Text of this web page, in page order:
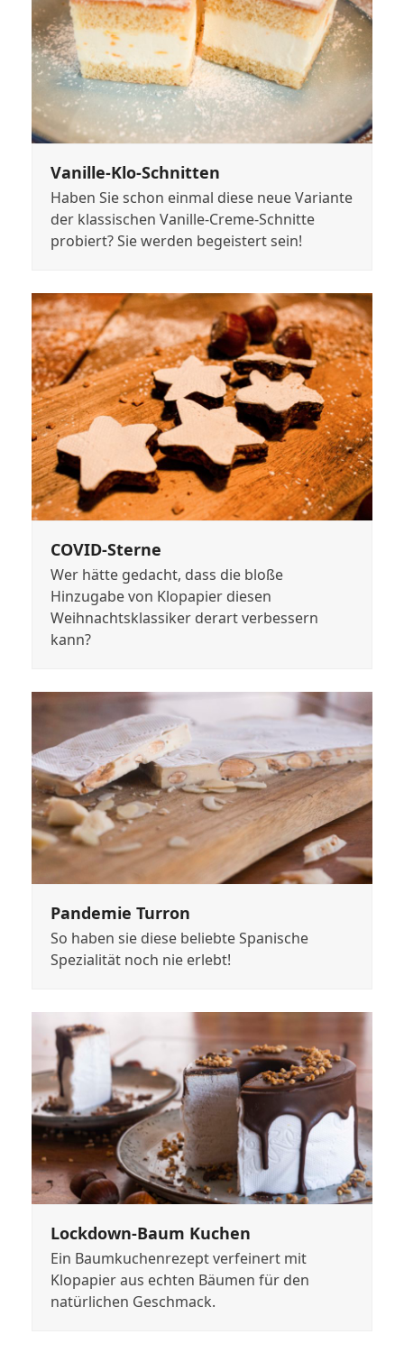
Vanille-Klo-Schnitten
Haben Sie schon einmal diese neue Variante
der klassischen Vanille-Creme-Schnitte
probiert? Sie werden begeistert sein!
COVID-Sterne
Wer hätte gedacht, dass die bloße
Hinzugabe von Klopapier diesen
Weihnachtsklassiker derart verbessern
kann?
Pandemie Turron
So haben sie diese beliebte Spanische
Spezialität noch nie erlebt!
Lockdown-Baum Kuchen
Ein Baumkuchenrezept verfeinert mit
Klopapier aus echten Bäumen für den
natürlichen Geschmack.